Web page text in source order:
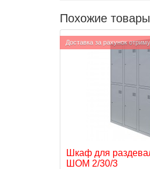
Похожие товары
Доставка за рахунок
Шкаф для
ШОМ 2/30/3